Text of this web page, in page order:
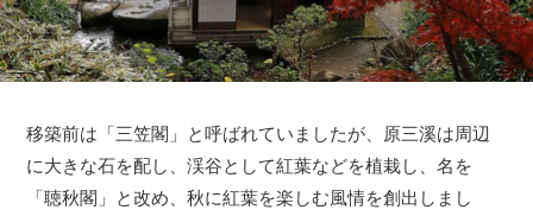
移築前は「三笠閣」と呼ばれていましたが、原三溪は周辺
に大きな石を配し、渓谷として紅葉などを植栽し、名を
「聴秋閣」と改め、秋に紅葉を楽しむ風情を創出しまし